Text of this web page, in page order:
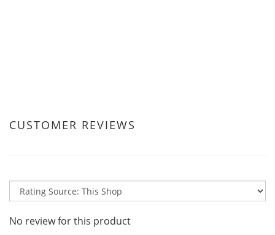
CUSTOMER REVIEWS
No review for this product